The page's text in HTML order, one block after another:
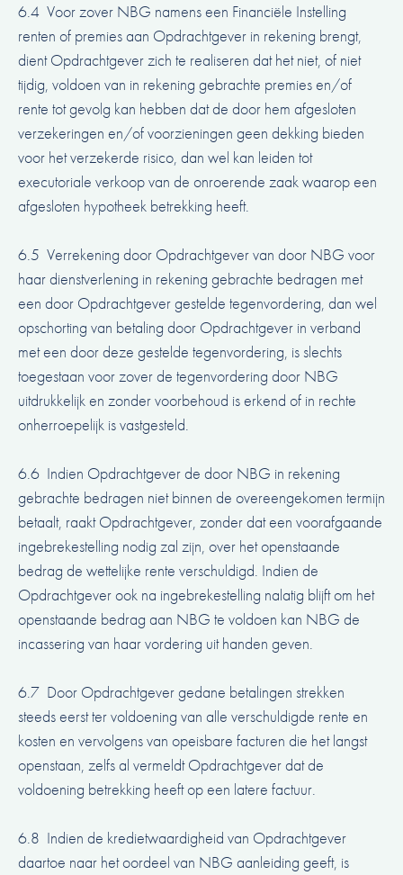
6.4 Voor zover NBG namens een Financiële Instelling
renten of premies aan Opdrachtgever in rekening brengt,
dient Opdrachtgever zich te realiseren dat het niet, of niet
tijdig, voldoen van in rekening gebrachte premies en/of
rente tot gevolg kan hebben dat de door hem afgesloten
verzekeringen en/of voorzieningen geen dekking bieden
voor het verzekerde risico, dan wel kan leiden tot
executoriale verkoop van de onroerende zaak waarop een
afgesloten hypotheek betrekking heeft.
6.5 Verrekening door Opdrachtgever van door NBG voor
haar dienstverlening in rekening gebrachte bedragen met
een door Opdrachtgever gestelde tegenvordering, dan wel
opschorting van betaling door Opdrachtgever in verband
met een door deze gestelde tegenvordering, is slechts
toegestaan voor zover de tegenvordering door NBG
uitdrukkelijk en zonder voorbehoud is erkend of in rechte
onherroepelijk is vastgesteld.
6.6 Indien Opdrachtgever de door NBG in rekening
gebrachte bedragen niet binnen de overeengekomen termijn
betaalt, raakt Opdrachtgever, zonder dat een voorafgaande
ingebrekestelling nodig zal zijn, over het openstaande
bedrag de wettelijke rente verschuldigd. Indien de
Opdrachtgever ook na ingebrekestelling nalatig blijft om het
openstaande bedrag aan NBG te voldoen kan NBG de
incassering van haar vordering uit handen geven.
6.7 Door Opdrachtgever gedane betalingen strekken
steeds eerst ter voldoening van alle verschuldigde rente en
kosten en vervolgens van opeisbare facturen die het langst
openstaan, zelfs al vermeldt Opdrachtgever dat de
voldoening betrekking heeft op een latere factuur.
6.8 Indien de kredietwaardigheid van Opdrachtgever
daartoe naar het oordeel van NBG aanleiding geeft, is